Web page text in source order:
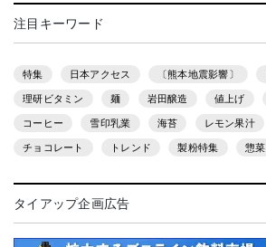
注目キーワード
特集 日本アクセス 〔熊本地震影響〕
理研ビタミン 麺 岩田醸造 値上げ
コーヒー 雪印乳業 海苔 レモン果汁
チョコレート トレンド 製粉特集 惣菜
タイアップ企画広告